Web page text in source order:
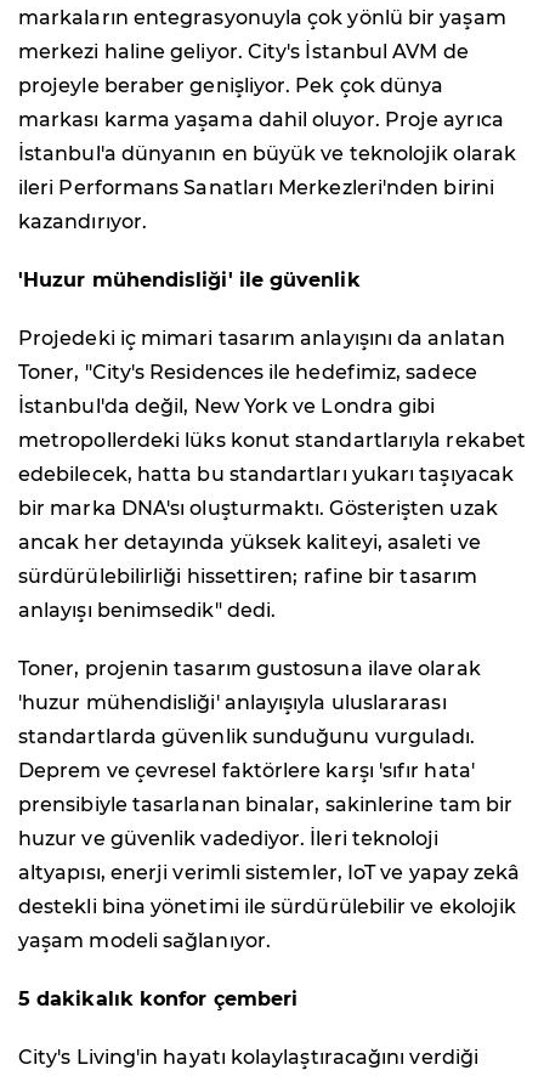
markaların entegrasyonuyla çok yönlü bir yaşam
merkezi haline geliyor. City's İstanbul AVM de
projeyle beraber genişliyor. Pek çok dünya
markası karma yaşama dahil oluyor. Proje ayrıca
İstanbul'a dünyanın en büyük ve teknolojik olarak
ileri Performans Sanatları Merkezleri'nden birini
kazandırıyor.
'Huzur mühendisliği' ile güvenlik
Projedeki iç mimari tasarım anlayışını da anlatan
Toner, "City's Residences ile hedefimiz, sadece
İstanbul'da değil, New York ve Londra gibi
metropollerdeki lüks konut standartlarıyla rekabet
edebilecek, hatta bu standartları yukarı taşıyacak
bir marka DNA'sı oluşturmaktı. Gösterişten uzak
ancak her detayında yüksek kaliteyi, asaleti ve
sürdürülebilirliği hissettiren; rafine bir tasarım
anlayışı benimsedik" dedi.
Toner, projenin tasarım gustosuna ilave olarak
'huzur mühendisliği' anlayışıyla uluslararası
standartlarda güvenlik sunduğunu vurguladı.
Deprem ve çevresel faktörlere karşı 'sıfır hata'
prensibiyle tasarlanan binalar, sakinlerine tam bir
huzur ve güvenlik vadediyor. İleri teknoloji
altyapısı, enerji verimli sistemler, IoT ve yapay zekâ
destekli bina yönetimi ile sürdürülebilir ve ekolojik
yaşam modeli sağlanıyor.
5 dakikalık konfor çemberi
City's Living'in hayatı kolaylaştıracağını verdiği